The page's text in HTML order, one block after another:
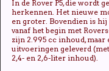
In de Rover P5, die wordt
herkennen. Het nieuwe
en groter. Bovendien is
vanaf het begin met
zijn 2.995 cc inhoud,
uitvoeringen geleverd
2,4- en 2,6-liter inhoud).